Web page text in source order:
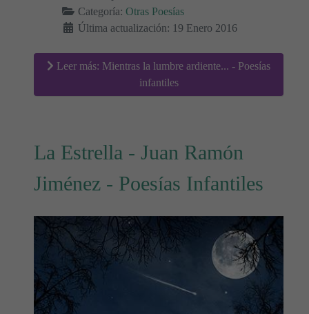
Categoría: Otras Poesías
Última actualización: 19 Enero 2016
Leer más: Mientras la lumbre ardiente... - Poesías
infantiles
La Estrella - Juan Ramón
Jiménez - Poesías Infantiles